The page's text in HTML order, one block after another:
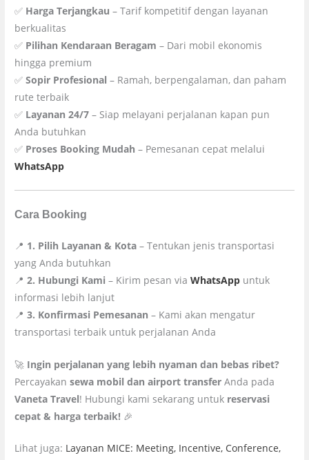
✅ Harga Terjangkau – Tarif kompetitif dengan layanan
berkualitas
✅ Pilihan Kendaraan Beragam – Dari mobil ekonomis
hingga premium
✅Sopir Profesional – Ramah, berpengalaman, dan paham
rute terbaik
✅ Layanan 24/7 – Siap melayani perjalanan kapan pun
Anda butuhkan
✅ Proses Booking Mudah – Pemesanan cepat melalui
WhatsApp
Cara Booking
📍 1. Pilih Layanan & Kota – Tentukan jenis transportasi
yang Anda butuhkan
📍2. Hubungi Kami – Kirim pesan viaWhatsApp untuk
informasi lebih lanjut
📍3. Konfirmasi Pemesanan – Kami akan mengatur
transportasi terbaik untuk perjalanan Anda
🚀 Ingin perjalanan yang lebih nyaman dan bebas ribet?
Percayakansewa mobil dan airport transfer Anda pada
Vaneta Travel! Hubungi kami sekarang untuk reservasi
cepat & harga terbaik! 🎉
Lihat juga: Layanan MICE: Meeting, Incentive, Conference,